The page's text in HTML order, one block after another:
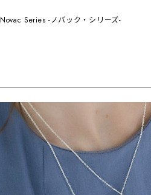
Novac Series -ノバック・シリーズ-